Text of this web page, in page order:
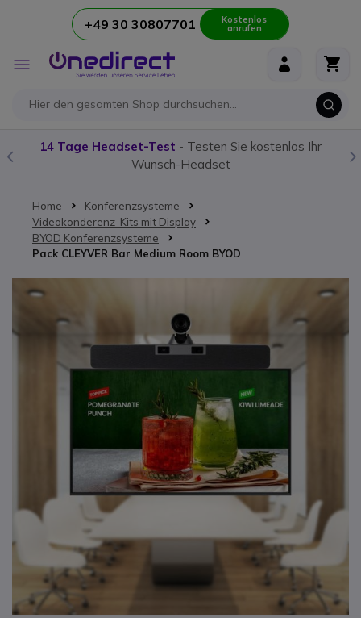
Zum Inhalt springen+49 30 30807701 Kostenlos
anrufen
Navigation
umschalten
14 Tage Headset-Test - Testen Sie kostenlos Ihr
Wunsch-Headset
Home
Konferenzsysteme
Videokonderenz-Kits mit Display
BYOD Konferenzsysteme
Pack CLEYVER Bar Medium Room BYOD
Zum Ende der Bildgalerie springen